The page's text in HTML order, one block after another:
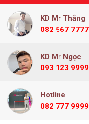
KD Mr Thắng
082 567 7777
KD Mr Ngọc
093 123 9999
Hotline
082 777 9999